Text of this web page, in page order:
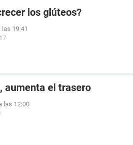
los glúteos?
las 19:41
aumenta el trasero
las 12:00